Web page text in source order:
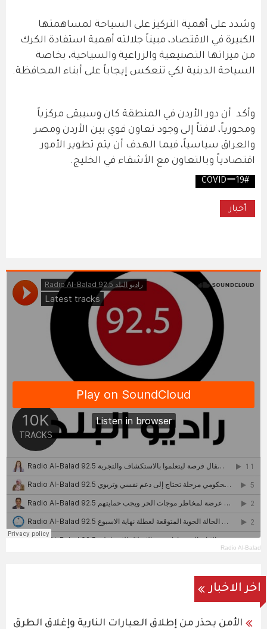
وشدد على أهمية التركيز على السياحة لمساهمتها
الكبيرة في الاقتصاد، مبيناً جلالته أهمية استفادة الكرك
من ميزاتها التصنيعية والزراعية والسياحية، بخاصة
السياحة الدينية لكي تنعكس إيجاباً على أبناء المحافظة.
وأكد أن دور الأردن في المنطقة كان وسيبقى مركزياً
ومحورياً، لافتاً إلى وجود تعاون قوي بين الأردن ومصر
والعراق سياسياً، فيما الهدف أن يتم تطوير الأمور
اقتصادياً وبالتعاون مع الأشقاء في الخليج.
#COVIDー19
أخبار
Radio Al-Balad
اخر الاخبار
الأمن يحذر من إطلاق العيارات النارية وإغلاق الطرق